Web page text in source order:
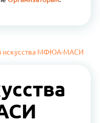
искусства МФЮА-МАСИ